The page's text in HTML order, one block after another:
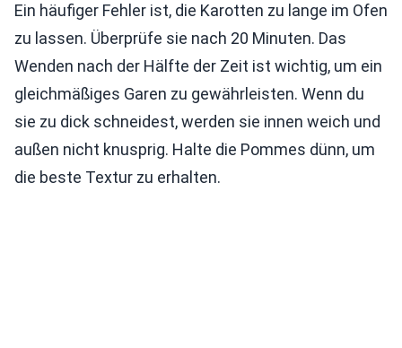
Ein häufiger Fehler ist, die Karotten zu lange im Ofen
zu lassen. Überprüfe sie nach 20 Minuten. Das
Wenden nach der Hälfte der Zeit ist wichtig, um ein
gleichmäßiges Garen zu gewährleisten. Wenn du
sie zu dick schneidest, werden sie innen weich und
außen nicht knusprig. Halte die Pommes dünn, um
die beste Textur zu erhalten.